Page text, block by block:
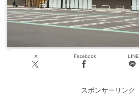
X Facebook LINE
スポンサーリンク